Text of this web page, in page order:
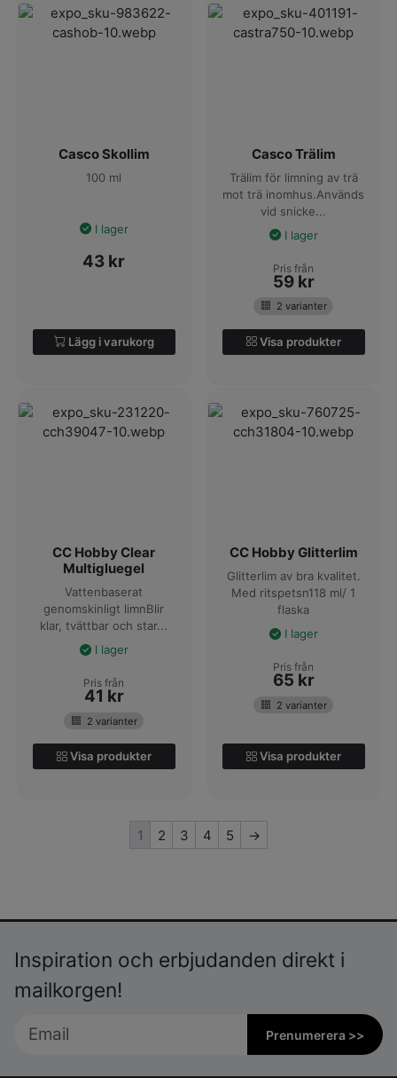
Casco Skollim
100 ml
I lager
43 kr
Lägg i varukorg
Casco Trälim
Trälim för limning av trä
mot trä inomhus.Används
vid snicke...
I lager
Pris från
59 kr
2 varianter
Visa produkter
CC Hobby Clear
Multigluegel
Vattenbaserat
genomskinligt limnBlir
klar, tvättbar och star...
I lager
Pris från
41 kr
2 varianter
Visa produkter
CC Hobby Glitterlim
Glitterlim av bra kvalitet.
Med ritspetsn118 ml/ 1
flaska
I lager
Pris från
65 kr
2 varianter
Visa produkter
1 2 3 4 5 →
Inspiration och erbjudanden direkt i
mailkorgen!
Prenumerera >>